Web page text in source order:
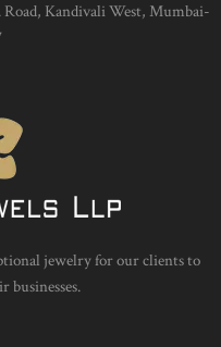
Kandivali West, Mumbai-
jewelry for our clients to
businesses.